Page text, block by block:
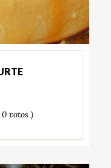
0 votos )